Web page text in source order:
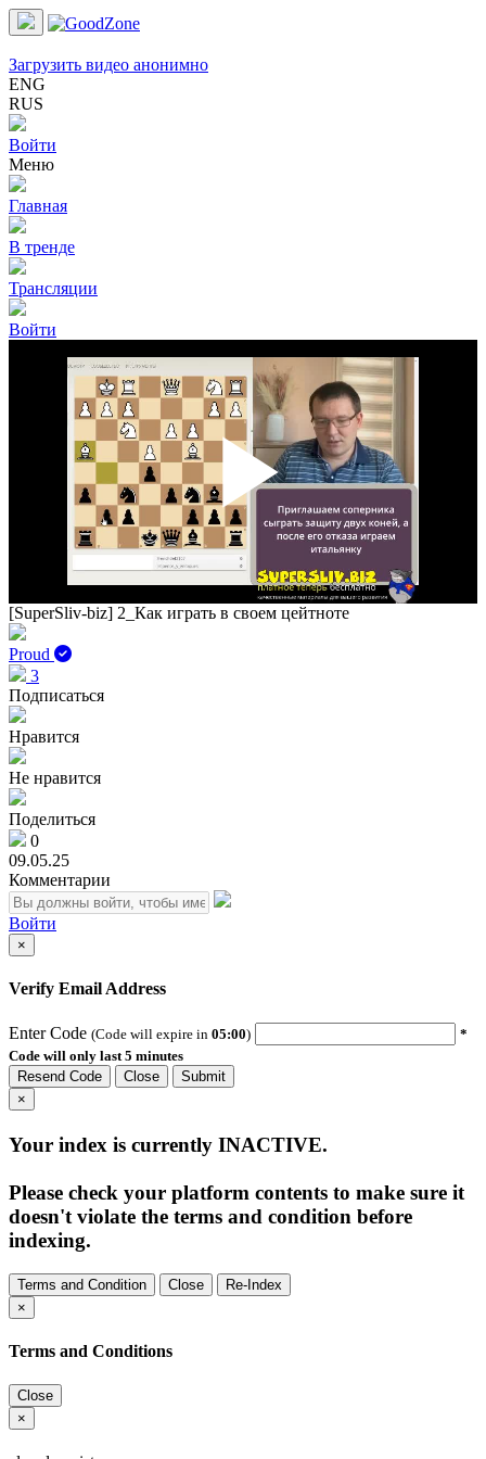
Загрузить видео анонимно
ENG
RUS
Войти
Меню
Главная
В тренде
Трансляции
Войти
Play
[SuperSliv-biz] 2_Как играть в своем цейтноте
Proud
3
Подписаться
Нравится
Не нравится
Поделиться
0
09.05.25
Комментарии
Войти
×
Verify Email Address
Enter Code (Code will expire in 05:00)
*
Code will only last 5 minutes
Resend Code
Close
Submit
×
Your index is currently INACTIVE.
Please check your platform contents to make sure it
doesn't violate the terms and condition before
indexing.
Terms and Condition Close
Re-Index
×
Terms and Conditions
Close
×